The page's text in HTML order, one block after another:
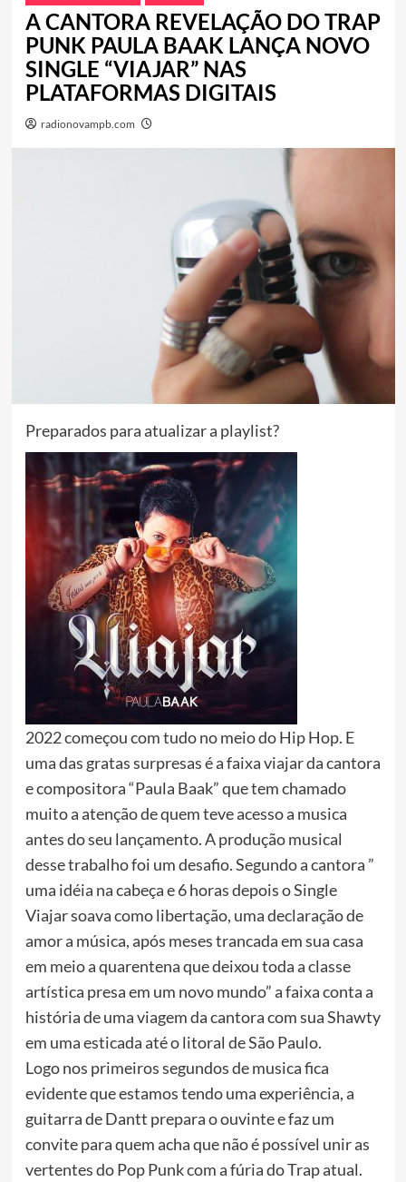
A CANTORA REVELAÇÃO DO TRAP
PUNK PAULA BAAK LANÇA NOVO
SINGLE “VIAJAR” NAS
PLATAFORMAS DIGITAIS
radionovampb.com
Preparados para atualizar a playlist?
2022 começou com tudo no meio do Hip Hop. E
uma das gratas surpresas é a faixa viajar da cantora
e compositora “Paula Baak” que tem chamado
muito a atenção de quem teve acesso a musica
antes do seu lançamento. A produção musical
desse trabalho foi um desafio. Segundo a cantora ”
uma idéia na cabeça e 6 horas depois o Single
Viajar soava como libertação, uma declaração de
amor a música, após meses trancada em sua casa
em meio a quarentena que deixou toda a classe
artística presa em um novo mundo” a faixa conta a
história de uma viagem da cantora com sua Shawty
em uma esticada até o litoral de São Paulo.
Logo nos primeiros segundos de musica fica
evidente que estamos tendo uma experiência, a
guitarra de Dantt prepara o ouvinte e faz um
convite para quem acha que não é possível unir as
vertentes do Pop Punk com a fúria do Trap atual.